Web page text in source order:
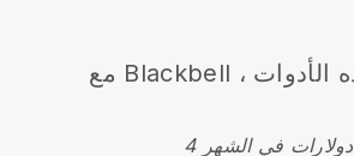
4 دولارات في الشهر